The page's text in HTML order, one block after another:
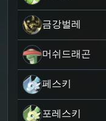
금강벌레
머쉬드래곤
페스키
포레스키